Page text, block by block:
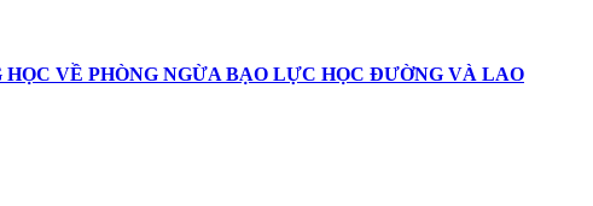
VỀ PHÒNG NGỪA BẠO LỰC HỌC ĐƯỜNG VÀ LAO